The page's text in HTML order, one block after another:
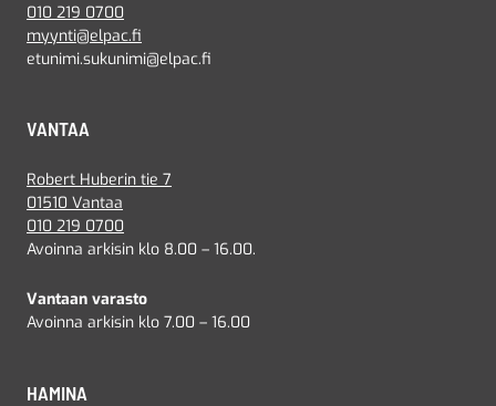
010 219 0700
myynti@elpac.fi
etunimi.sukunimi@elpac.fi
VANTAA
Robert Huberin tie 7
01510 Vantaa
010 219 0700
Avoinna arkisin klo 8.00 – 16.00.
Vantaan varasto
Avoinna arkisin klo 7.00 – 16.00
HAMINA